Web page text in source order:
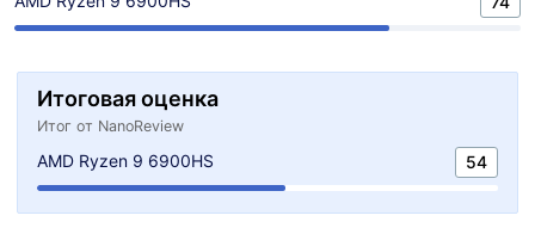
Итоговая оценка
Итог от NanoReview
AMD Ryzen 9 6900HS 54